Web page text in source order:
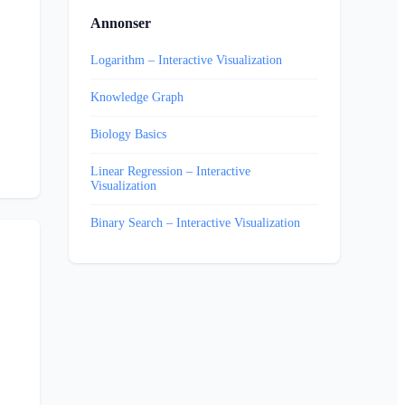
Annonser
Logarithm – Interactive Visualization
Knowledge Graph
Biology Basics
Linear Regression – Interactive
Visualization
Binary Search – Interactive Visualization